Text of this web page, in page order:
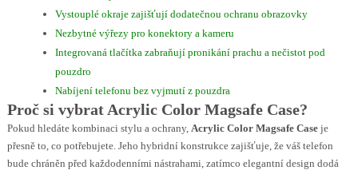
Vystouplé okraje zajišťují dodatečnou ochranu obrazovky
Nezbytné výřezy pro konektory a kameru
Integrovaná tlačítka zabraňují pronikání prachu a nečistot pod
pouzdro
Nabíjení telefonu bez vyjmutí z pouzdra
Proč si vybrat Acrylic Color Magsafe Case?
Pokud hledáte kombinaci stylu a ochrany, Acrylic Color Magsafe Caseje
přesně to, co potřebujete. Jeho hybridní konstrukce zajišťuje, že váš telefon
bude chráněn před každodenními nástrahami, zatímco elegantní design dodá